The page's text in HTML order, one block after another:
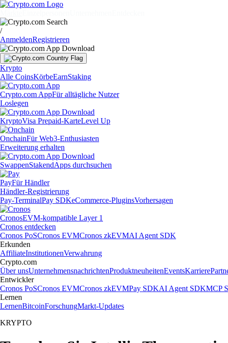
/
AnmeldenRegistrieren
Krypto
Alle CoinsKörbeEarnStaking
Crypto.com AppFür alltägliche Nutzer
Loslegen
KryptoVisa Prepaid-KarteLevel Up
OnchainFür Web3-Enthusiasten
Erweiterung erhalten
SwappenStakendApps durchsuchen
PayFür Händler
Händler-Registrierung
Pay-TerminalPay SDKeCommerce-PluginsVorhersagen
CronosEVM-kompatible Layer 1
Cronos entdecken
Cronos PoSCronos EVMCronos zkEVMAI Agent SDK
Erkunden
AffiliateInstitutionenVerwahrung
Crypto.com
Über unsUnternehmensnachrichtenProduktneuheitenEventsKarriere
Entwickler
Cronos PoSCronos EVMCronos zkEVMPay SDKAI Agent SDKMCP
Lernen
LernenBitcoinForschungMarkt-Updates
KRYPTO